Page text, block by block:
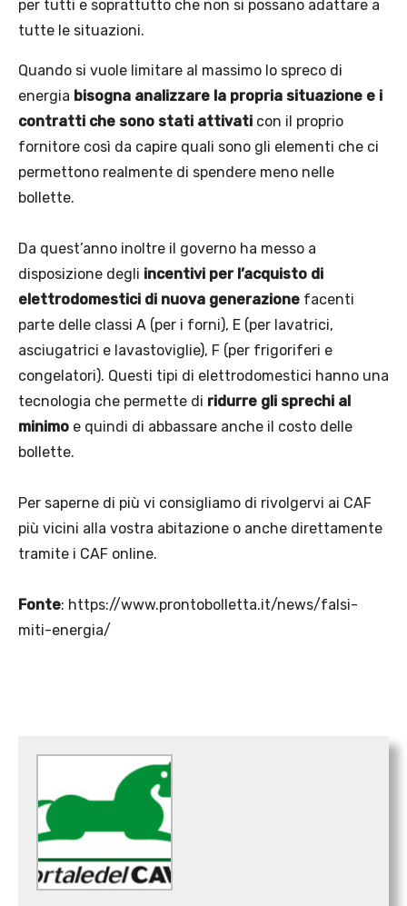
per tutti e soprattutto che non si possano adattare a
tutte le situazioni.
Quando si vuole limitare al massimo lo spreco di
energia bisogna analizzare la propria situazione e i
contratti che sono stati attivati con il proprio
fornitore così da capire quali sono gli elementi che ci
permettono realmente di spendere meno nelle
bollette.
Da quest’anno inoltre il governo ha messo a
disposizione degli incentivi per l’acquisto di
elettrodomestici di nuova generazione facenti
parte delle classi A (per i forni), E (per lavatrici,
asciugatrici e lavastoviglie), F (per frigoriferi e
congelatori). Questi tipi di elettrodomestici hanno una
tecnologia che permette di ridurre gli sprechi al
minimo e quindi di abbassare anche il costo delle
bollette.
Per saperne di più vi consigliamo di rivolgervi ai CAF
più vicini alla vostra abitazione o anche direttamente
tramite i CAF online.
Fonte: https://www.prontobolletta.it/news/falsi-
miti-energia/